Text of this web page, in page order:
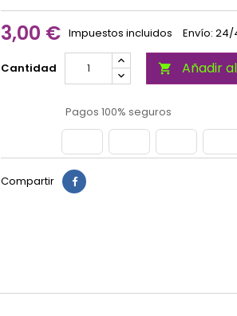
3,00 € Impuestos incluidos Envío:
Cantidad  Añadir
Pagos 100% seguros
Compartir